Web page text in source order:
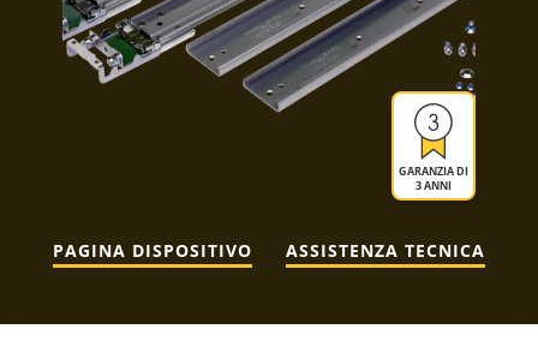
GARANZIA DI
3 ANNI
PAGINA DISPOSITIVO ASSISTENZA TECNICA